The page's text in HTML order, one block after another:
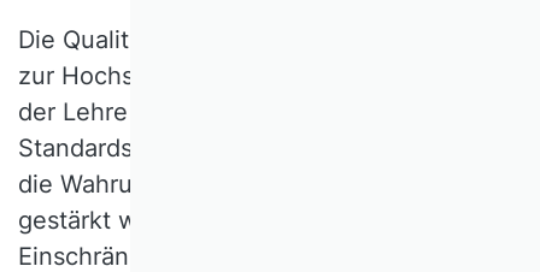
Die Qualität der Promotionen, der Zugang
zur Hochschulbildung und die Gestaltung
der Lehre können bereits jetzt durch klare
Standards, unterstützende Maßnahmen und
die Wahrung der Hochschulautonomie
gestärkt werden. Wir lehnen die unnötige
Einschränkung der Spielräume von